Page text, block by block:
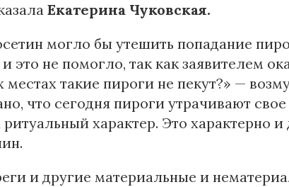
Екатерина Чуковская.
могло бы утешить попадание
это не помогло, так как заявителем
местах такие пироги не пекут?» —
что сегодня пироги утрачивают
характер. Это характерно
и другие материальные и